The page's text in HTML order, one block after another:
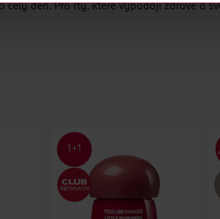
den. Pro rty, které vypadají zdravě a